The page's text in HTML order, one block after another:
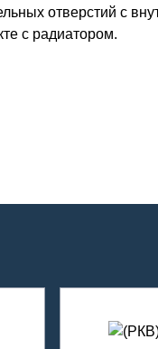
отверстий с
с радиатором.